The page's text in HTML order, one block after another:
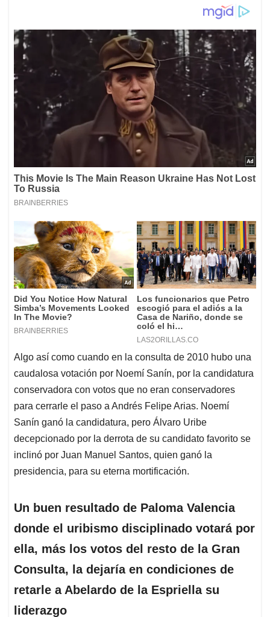
Algo así como cuando en la consulta de 2010 hubo una
caudalosa votación por Noemí Sanín, por la candidatura
conservadora con votos que no eran conservadores
para cerrarle el paso a Andrés Felipe Arias. Noemí
Sanín ganó la candidatura, pero Álvaro Uribe
decepcionado por la derrota de su candidato favorito se
inclinó por Juan Manuel Santos, quien ganó la
presidencia, para su eterna mortificación.
Un buen resultado de Paloma Valencia
donde el uribismo disciplinado votará por
ella, más los votos del resto de la Gran
Consulta, la dejaría en condiciones de
retarle a Abelardo de la Espriella su
liderazgo